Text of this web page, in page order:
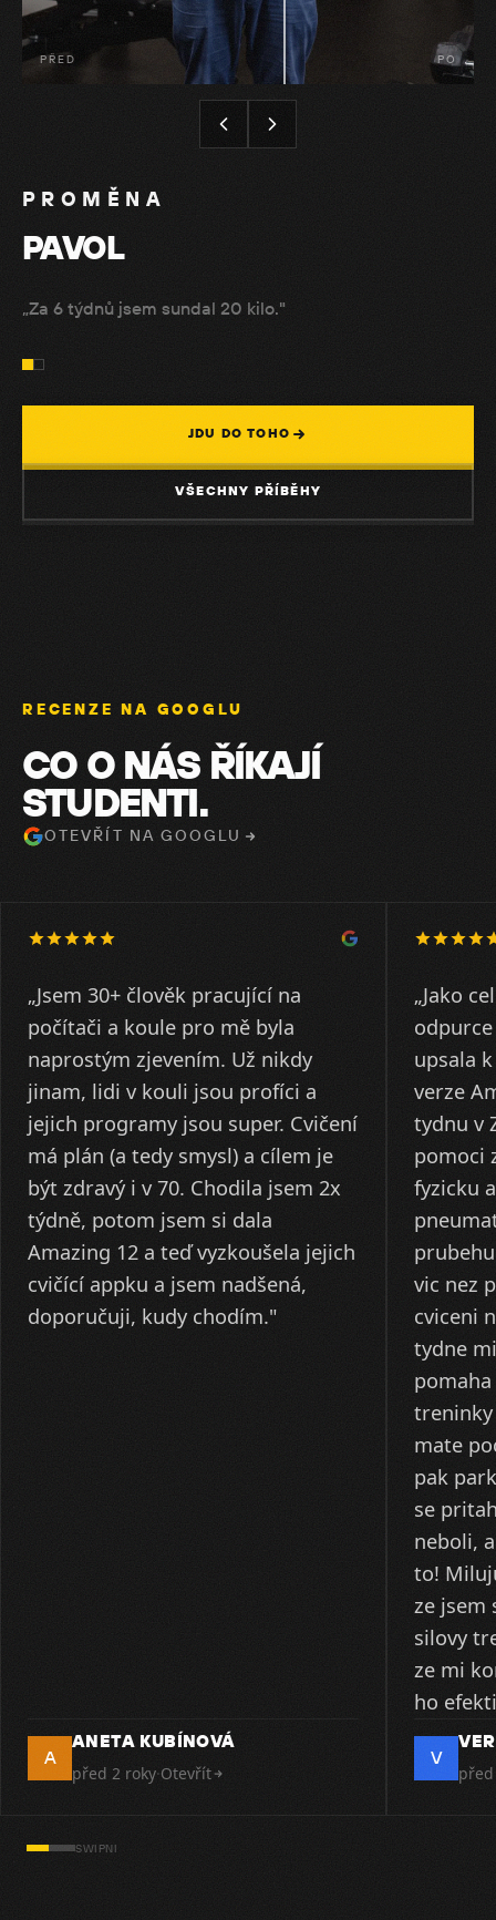
PŘED PO
PROMĚNA
PAVOL
„Za 6 týdnů jsem sundal 20 kilo."
JDU DO TOHO
VŠECHNY PŘÍBĚHY
RECENZE NA GOOGLU
CO O NÁS ŘÍKAJÍ
STUDENTI.
OTEVŘÍT NA GOOGLU
„Jsem 30+ člověk pracující na
počítači a koule pro mě byla
naprostým zjevením. Už nikdy
jinam, lidi v kouli jsou profíci a
jejich programy jsou super. Cvičení
má plán (a tedy smysl) a cílem je
být zdravý i v 70. Chodila jsem 2x
týdně, potom jsem si dala
Amazing 12 a teď vyzkoušela jejich
cvičící appku a jsem nadšená,
A
ANETA KUBÍNOVÁ
před 2 roky·Otevřít
„Jako
upsala
verze
tydnu v
pomoci
fyzicku
vic nez
cviceni
tydne
treninky
mate
pak
se
neboli,
to!
ze jsem
silovy
ze mi
V
SWIPNI